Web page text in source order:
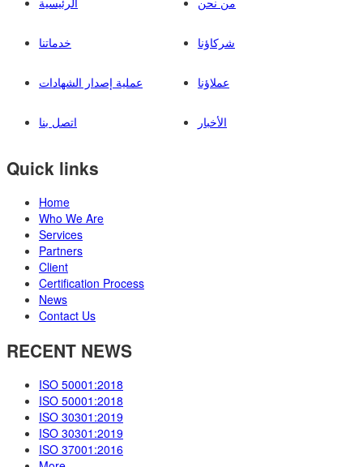
خدماتنا شركاؤنا
عملية إصدار الشهادات عملاؤنا
اتصل بنا الأخبار
Quick links
Home
Who We Are
Services
Partners
Client
Certification Process
News
Contact Us
RECENT NEWS
ISO 50001:2018
ISO 50001:2018
ISO 30301:2019
ISO 30301:2019
ISO 37001:2016